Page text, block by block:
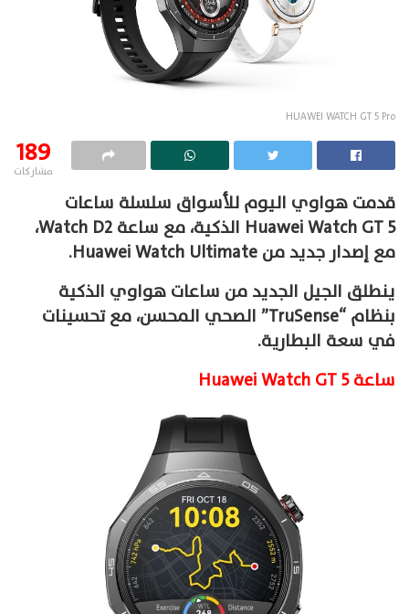
HUAWEI WATCH GT 5 Pro
189
مشاركات
قدمت هواوي اليوم للأسواق سلسلة ساعات
Huawei Watch GT 5 الذكية، مع ساعة Watch D2،
مع إصدار جديد من Huawei Watch Ultimate.
ينطلق الجيل الجديد من ساعات هواوي الذكية
بنظام “TruSense” الصحي المحسن، مع تحسينات
في سعة البطارية.
ساعة Huawei Watch GT 5